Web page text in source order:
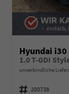
Hyundai
1.0 T-GDI
unverbindliche
Fahrzeugnummer 200738